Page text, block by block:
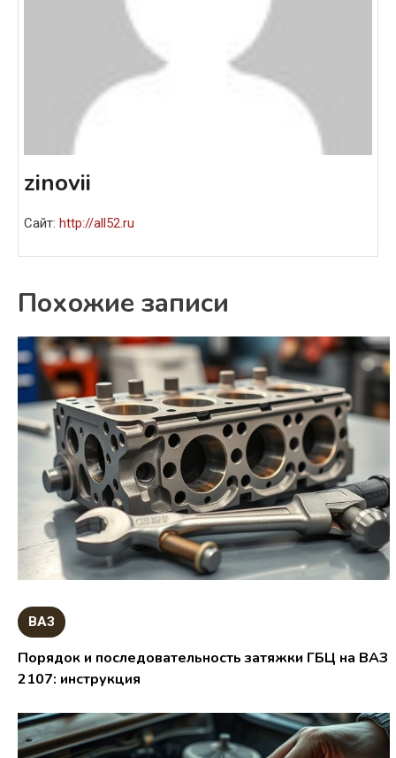
zinovii
Сайт: http://all52.ru
Похожие записи
ВАЗ
Порядок и последовательность затяжки ГБЦ на ВАЗ
2107: инструкция